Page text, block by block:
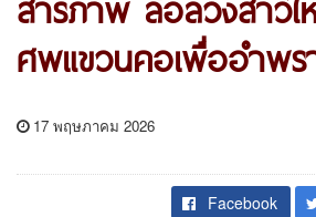
ศพแขวนคอเพื่ออำพร
17 พฤษภาคม 2026
Facebook